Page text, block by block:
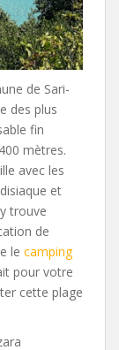
de Sari-
des plus
fin
mètres.
avec les
et
trouve
de
le camping
pour votre
cette plage